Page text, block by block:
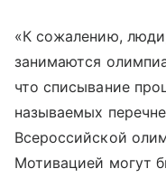
«К сожалению,
занимаются
что списывание
называемых
Всероссийской
Мотивацией могут